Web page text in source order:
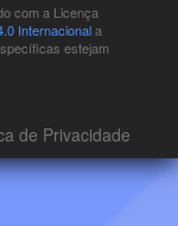
com a Licença
Internacionala
estejam
de Privacidade